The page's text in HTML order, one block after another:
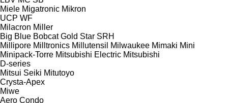
Miele Migatronic Mikron
UCP WF
Milacron Miller
Big Blue Bobcat Gold Star SRH
Millipore Milltronics Millutensil Milwaukee Mimaki Mini
Minipack-Torre Mitsubishi Electric Mitsubishi
D-series
Mitsui Seiki Mitutoyo
Crysta-Apex
Miwe
Aero Condo